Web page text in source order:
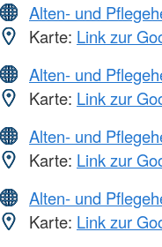
Alten- und
Karte: Link zur
Alten- und
Karte: Link zur
Alten- und
Karte: Link zur
Alten- und
Karte: Link zur